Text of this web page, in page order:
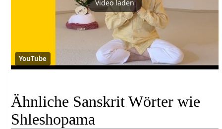
Video laden
YouTube
Ähnliche Sanskrit Wörter wie
Shleshopama